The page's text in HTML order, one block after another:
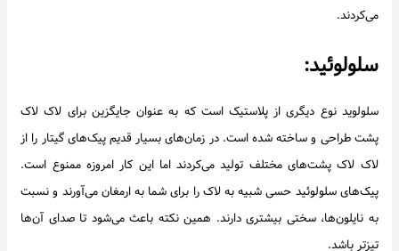
می‌کردند.
سلولوئید:
سلولوید نوع دیگری از پلاستیک است که به عنوان جایگزین برای لاک لاک
پشت طراحی و ساخته شده است. در زمان‌های بسیار قدیم پیک‌های گیتار را از
لاک لاک پشت‌های مختلف تولید می‌کردند اما این کار امروزه ممنوع است.
پیک‌های سلولوئید حسی شبیه به لاک را برای شما به ارمغان می‌آورند و نسبت
به نایلون‌ها، سختی بیشتری دارند. همین نکته باعث می‌شود تا صدای آن‌ها
تیزتر باشد.